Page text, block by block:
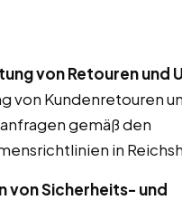
von Retouren und
von Kundenretouren
gemäß den
in
von Sicherheits- und